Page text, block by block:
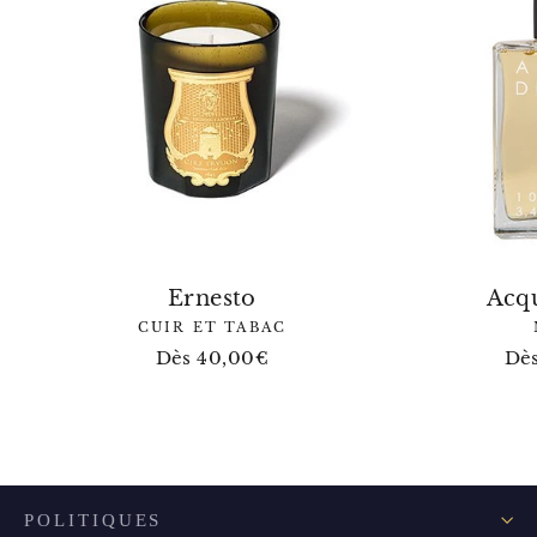
Ernesto
CUIR ET TABAC
Dès 40,00€
POLITIQUES